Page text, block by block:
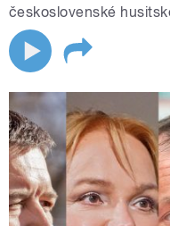
československé